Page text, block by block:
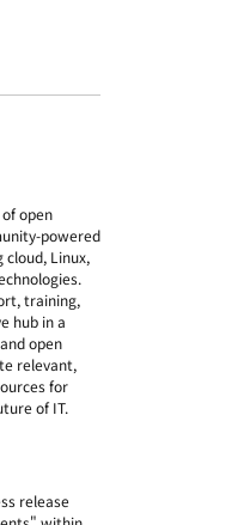
open
powered
Linux,
training,
hub in a
open
relevant,
for
of IT.
release